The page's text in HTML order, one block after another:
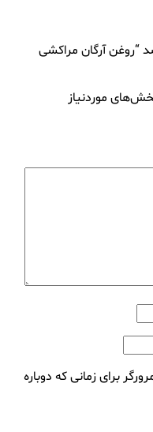
“روغن آرگان مراکشی
موردنیاز
برای زمانی که دوباره